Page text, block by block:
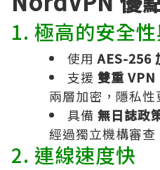
1. 極高的安全
使用AES-256
支援 雙重 VPN
兩層加密，隱私性
具備 無日誌政
經過獨立機構審查
2. 連線速度快